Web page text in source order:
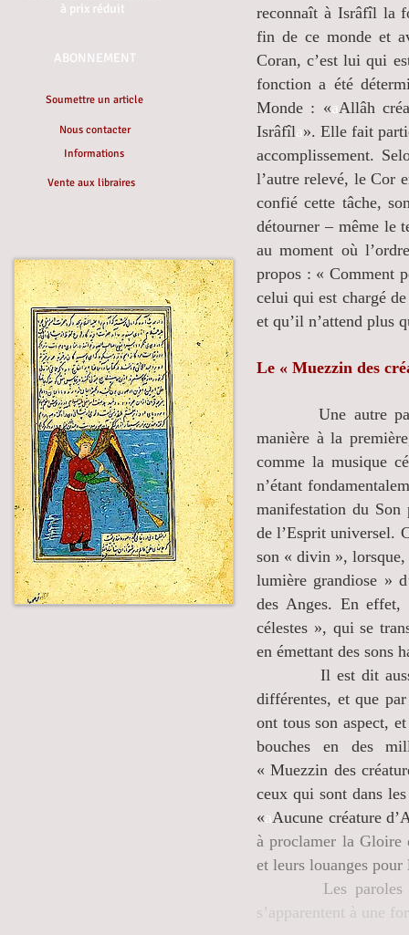
reconnaît à Isrâfîl la
fin de ce monde et
Coran, c’est lui qui
fonction a été
Monde : «aAllâh
Isrâfîla». Elle fait
accomplissement.
l’autre relevé, le Cor
confié cette tâche,
détourner – même le
au moment où
propos : « Comment
celui qui est chargé
et qu’il n’attend plus
Le « Muezzin des
Une autre
manière à la
comme la musique
n’étant
manifestation du
de l’Esprit universel.
son « divin »,
lumière grandiose »
des Anges. En
célestes », qui se
en émettant des sons
Il est dit
différentes, et que
ont tous son aspect,
bouches en des
«Muezzin des
ceux qui sont dans
«aAucune créature
à proclamer la Gloire
et leurs louanges pour
Les
s’apparentent à
à prix réduit
ABONNEMENT
Soumettre un article
Nous contacter
Informations
Vente aux libraires